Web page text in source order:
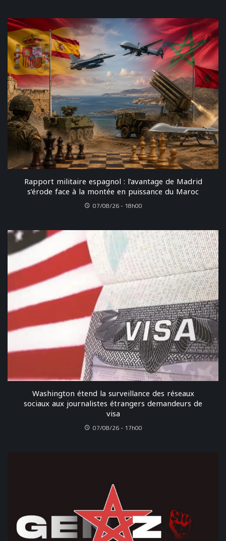
Rapport militaire espagnol : l’avantage de Madrid
s’érode face à la montée en puissance du Maroc
07/08/26 - 18h00
Washington étend la surveillance des réseaux
sociaux aux journalistes étrangers demandeurs de
visa
07/08/26 - 17h00